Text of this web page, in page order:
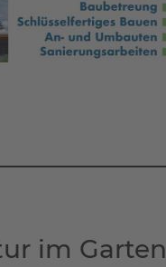
im Garten